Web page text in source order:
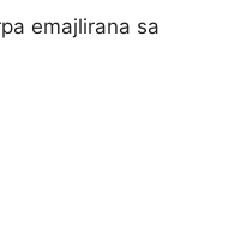
emajlirana sa